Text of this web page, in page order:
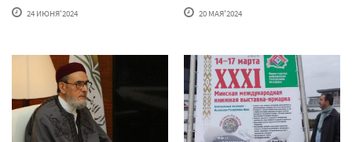
24 ИЮНЯ'2024 20 МАЯ'2024